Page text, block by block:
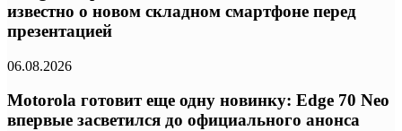
известно о новом складном смартфоне перед
презентацией
06.08.2026
Motorola готовит еще одну новинку: Edge 70 Neo
впервые засветился до официального анонса